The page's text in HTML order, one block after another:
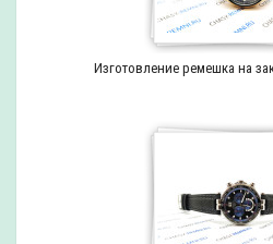
Изготовление ремешка на